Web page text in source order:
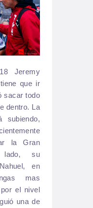
Jeremy
que ir
sacar todo
dentro. La
subiendo,
la Gran
su
en
mas
el nivel
una de